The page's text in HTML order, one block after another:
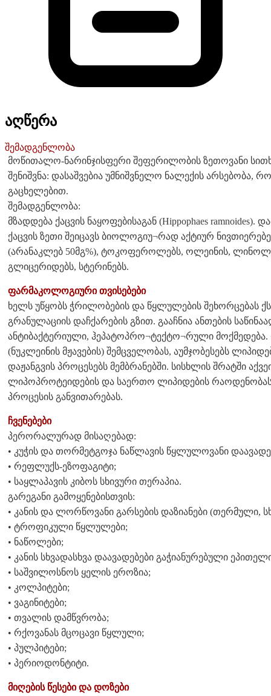
აღწერა
შემადგენლობა
მოწითალო-ნარინჯისფერი შეფერილობის ზეთოვანი
შენიშვნა: დასაშვებია უმნიშვნელო ნალექის არსებობა,
გაცხელებით.
შემადგენლობა:
მზადდება ქაცვის ნაყოფებისაგან (Hippophaes ramnoides).
ქაცვის ზეთი შეიცავს ბიოლოგიუ¬რად აქტიურ
(არანაკლებ 50მგ%), ტოკოფეროლებს, ოლეინის,
გლიცერიდებს, სტერინებს.
ფარმაკოლოგიური თვისებები
ხელს უწყობს ჭრილობების და წყლულების შეხორცებას
გრანულაციის დაჩქარების გზით. გააჩნია ანთების
ანტიბაქტერიული, ჰეპატოპრო¬ტექტო¬რული
(ნუკლეინის მჟავების) შემცველობას, აუმჯობესებს
დაჟანგვის პროცესებს მემბრანებში. სისხლის შრატში
ლიპოპროტეიდების და საერთო ლიპიდების
პროცესის განვითარებას.
ჩვენებები
პერორალურად მისაღებად:
• კუჭის და თორმეტგოჯა ნაწლავის წყლულოვანი
• რეფლუქს-ეზოფაგიტი;
• საყლაპავის კიბოს სხივური თერაპია.
გარეგანი გამოყენებისთვის:
• კანის და ლორწოვანი გარსების დაზიანები (თერმული,
• ტროფიკული წყლულები;
• ნაწოლები;
• კანის სხვადასხვა დაავადებები გაჭიანურებული
• საშვილოსნოს ყელის ეროზია;
• კოლპიტები;
• ვაგინიტები;
• თვალის დამწვრობა;
• რქოვანას მცოცავი წყლული;
• პულპიტები;
• პერიოდონტიტი.
მიღების წესები და დოზები